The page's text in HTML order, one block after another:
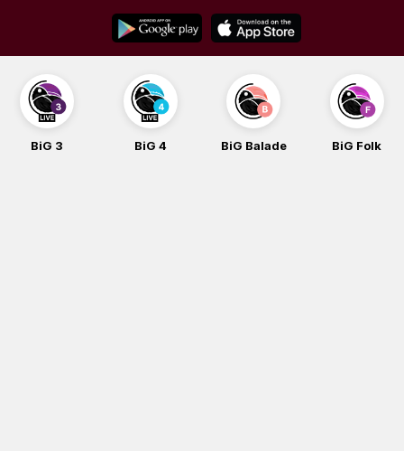
content
BiG 3 BiG 4 BiG Balade BiG Folk